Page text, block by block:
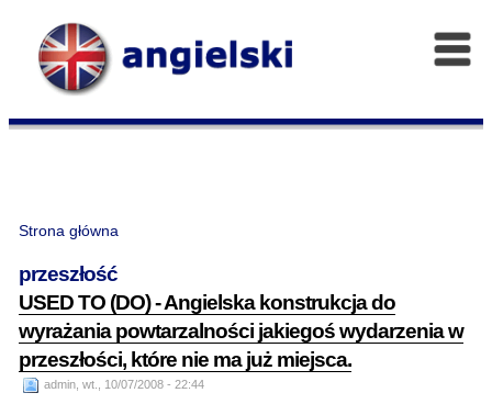
Strona główna
przeszłość
USED TO (DO) - Angielska konstrukcja do
wyrażania powtarzalności jakiegoś wydarzenia w
przeszłości, które nie ma już miejsca.
admin, wt., 10/07/2008 - 22:44